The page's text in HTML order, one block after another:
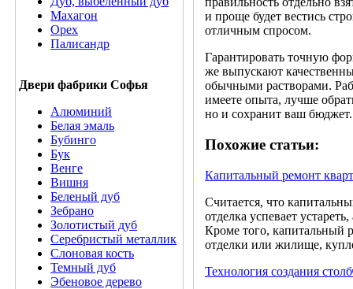
Махагон
Орех
Палисандр
Двери фабрики Софья
Алюминий
Белая эмаль
Бубинго
Бук
Венге
Вишня
Беленый дуб
Зебрано
Золотистый дуб
Серебристый металлик
Слоновая кость
Темный дуб
Эбеновое дерево
и проще будет вестись
отличным спросом.
Гарантировать точную
же выпускают
обычными растворами.
имеете опыта, лучше
но и сохранит ваш бюджет.
Похожие статьи:
Капитальный ремонт
Считается, что
отделка успевает
Кроме того, капитальный
отделки или жилище,
Технология создания